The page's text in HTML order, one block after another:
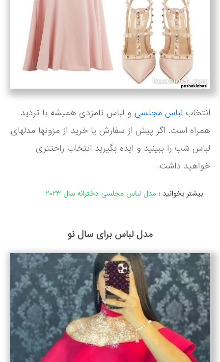
انتخاب لباس مجلسی و لباس نامزدی همیشه با تردید
همراه است. اگر پیش از سفارش یا خرید از مزونها مدلهای
لباس شب را ببینید و ایده بگیرید انتخاب راحتتری
خواهید داشت.
بیشتر بخوانید : مدل لباس مجلسی دخترانه سال ۲۰۲۳
مدل لباس برای سال نو